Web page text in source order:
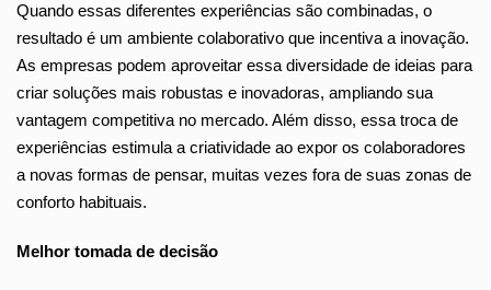
Quando essas diferentes experiências são combinadas, o
resultado é um ambiente colaborativo que incentiva a inovação.
As empresas podem aproveitar essa diversidade de ideias para
criar soluções mais robustas e inovadoras, ampliando sua
vantagem competitiva no mercado. Além disso, essa troca de
experiências estimula a criatividade ao expor os colaboradores
a novas formas de pensar, muitas vezes fora de suas zonas de
conforto habituais.
Melhor tomada de decisão